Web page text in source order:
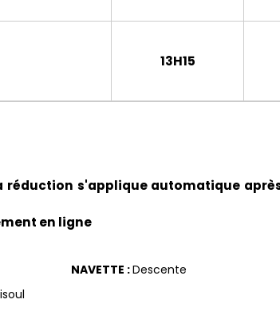
13H15
réduction s'applique automatique
en ligne
NAVETTE :Descente